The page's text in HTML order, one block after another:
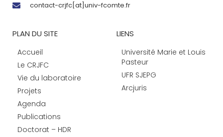
contact-crjfc[at]univ-fcomte.fr
PLAN DU SITE
Accueil
Le CRJFC
Vie du laboratoire
Projets
Agenda
Publications
Doctorat – HDR
LIENS
Université Marie et Louis
Pasteur
UFR SJEPG
Arcjuris